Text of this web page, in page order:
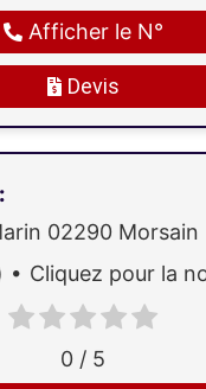
Devis
Afficher le N°
:
02290 Morsain
0 / 5
Cliquez pour la